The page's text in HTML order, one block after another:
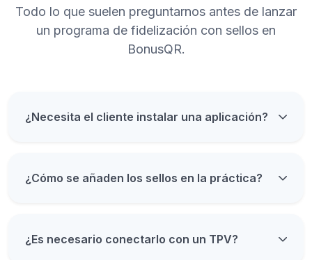
Todo lo que suelen preguntarnos antes de lanzar
un programa de fidelización con sellos en
BonusQR.
¿Necesita el cliente instalar una aplicación?
¿Cómo se añaden los sellos en la práctica?
¿Es necesario conectarlo con un TPV?